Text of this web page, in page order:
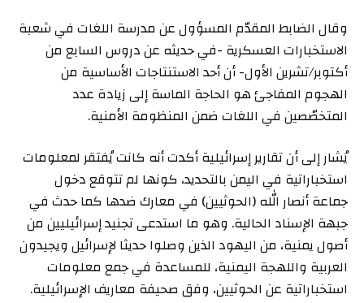
وقال الضابط المقدّم المسؤول عن مدرسة اللغات في شعبة
الاستخبارات العسكرية -في حديثه عن دروس السابع من
أكتوبر/تشرين الأول- أن أحد الاستنتاجات الأساسية من
الهجوم المفاجئ هو الحاجة الماسة إلى زيادة عدد
المتخصّصين في اللغات ضمن المنظومة الأمنية.
يُشار إلى أن تقارير إسرائيلية أكدت أنه كانت يُفتقر لمعلومات
استخباراتية في اليمن بالتحديد، كونها لم تتوقع دخول
جماعة أنصار الله (الحوثيين) في معارك ضدها كما حدث في
جبهة الإسناد الحالية. وهو ما استدعى تجنيد إسرائيليين من
أصول يمنية، من اليهود الذين وصلوا حديثا لإسرائيل ويجيدون
العربية واللهجة اليمنية، للمساعدة في جمع معلومات
استخباراتية عن الحوثيين، وفق صحيفة معاريف الإسرائيلية.